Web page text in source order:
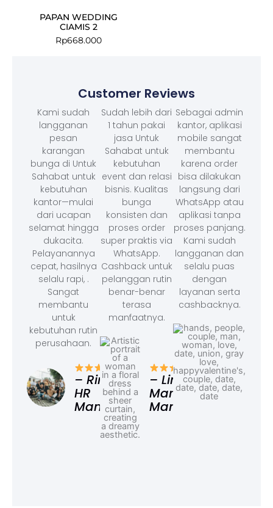
PAPAN WEDDING
CIAMIS 2
Rp668.000
Customer Reviews
Kami sudah
langganan
pesan
karangan
bunga di Untuk
Sahabat untuk
kebutuhan
kantor—mulai
dari ucapan
selamat hingga
dukacita.
Pelayanannya
cepat, hasilnya
selalu rapi, .
Sangat
membantu
untuk
kebutuhan rutin
perusahaan.
– Rina,
HR
Manager
Sudah lebih dari
1 tahun pakai
jasa Untuk
Sahabat untuk
kebutuhan
event dan relasi
bisnis. Kualitas
bunga
konsisten dan
proses order
super praktis via
WhatsApp.
Cashback untuk
pelanggan rutin
benar-benar
terasa
manfaatnya.
– Linda,
Marketing
Manager
Sebagai admin
kantor, aplikasi
mobile sangat
membantu
karena order
bisa dilakukan
langsung dari
WhatsApp atau
aplikasi tanpa
proses panjang.
Kami sudah
langganan dan
selalu puas
dengan
layanan serta
cashbacknya.